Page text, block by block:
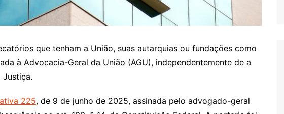
que tenham a União, suas autarquias ou fundações como
à Advocacia-Geral da União (AGU), independentemente de a
225, de 9 de junho de 2025, assinada pelo advogado-geral